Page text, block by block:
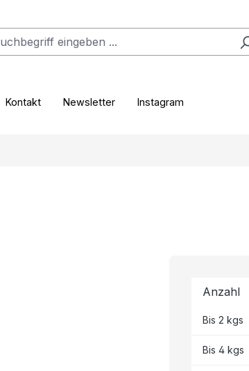
Kontakt Newsletter Instagram
Anzahl
Bis 2 kgs
Bis 4kgs